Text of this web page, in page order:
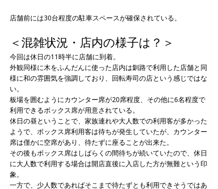
店舗前には30台程度の駐車スペースが確保されている。
＜混雑状況・店内の様子は？＞
今回は休日の11時半に店舗に到着。
外観同様に木をふんだんに使った店内は釧路で利用した店舗と同
様に和の雰囲気を強調しており、回転寿司の店という感じではな
い。
板場を囲むようにカウンター席が20席程度、その他に6名程度で
利用できるボックス席が用意されている。
休日の昼ということで、家族連れや大人数での利用客が多かった
ようで、ボックス席利用客は待ちが発生していたが、カウンター
席は僅かに空席があり、待たずに座ることが出来た。
その後もボックス席はしばらくの間待ちが続いていたので、休日
に大人数で利用する場合は開店直後に入店した方が無難という印
象。
一方で、少人数であればそこまで待たずとも利用できそうではあ